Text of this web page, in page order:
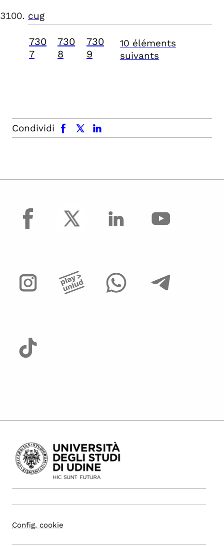
cug
730
7
730
8
730
9
10 éléments
suivants
Condividi
facebook x.com linkedin
facebook
Config. cookie